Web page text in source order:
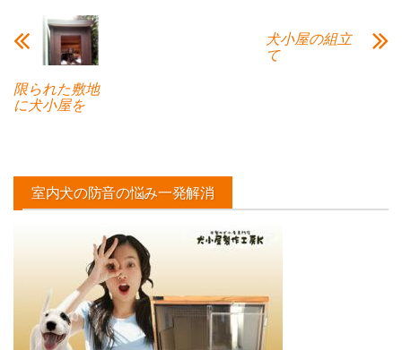
限られた敷地
に犬小屋を
犬小屋の組立
て
室内犬の防音の悩み一発解消